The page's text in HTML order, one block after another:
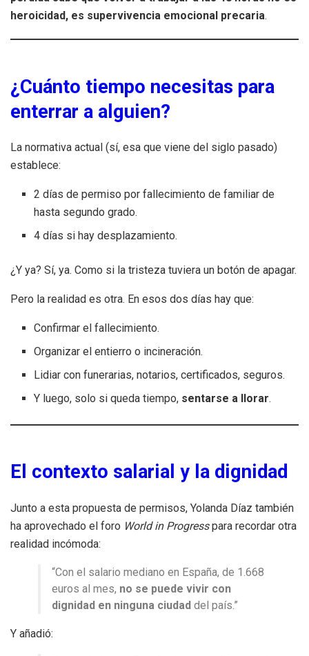
heroicidad, es supervivencia emocional precaria.
¿Cuánto tiempo necesitas para
enterrar a alguien?
La normativa actual (sí, esa que viene del siglo pasado)
establece:
2 días de permiso por fallecimiento de familiar de
hasta segundo grado.
4 días si hay desplazamiento.
¿Y ya? Sí, ya. Como si la tristeza tuviera un botón de apagar.
Pero la realidad es otra. En esos dos días hay que:
Confirmar el fallecimiento.
Organizar el entierro o incineración.
Lidiar con funerarias, notarios, certificados, seguros.
Y luego, solo si queda tiempo, sentarse a llorar.
El contexto salarial y la dignidad
Junto a esta propuesta de permisos, Yolanda Díaz también
ha aprovechado el foro World in Progresspara recordar otra
realidad incómoda:
“Con el salario mediano en España, de 1.668
euros al mes, no se puede vivir con
dignidad en ninguna ciudad del país.”
Y añadió: